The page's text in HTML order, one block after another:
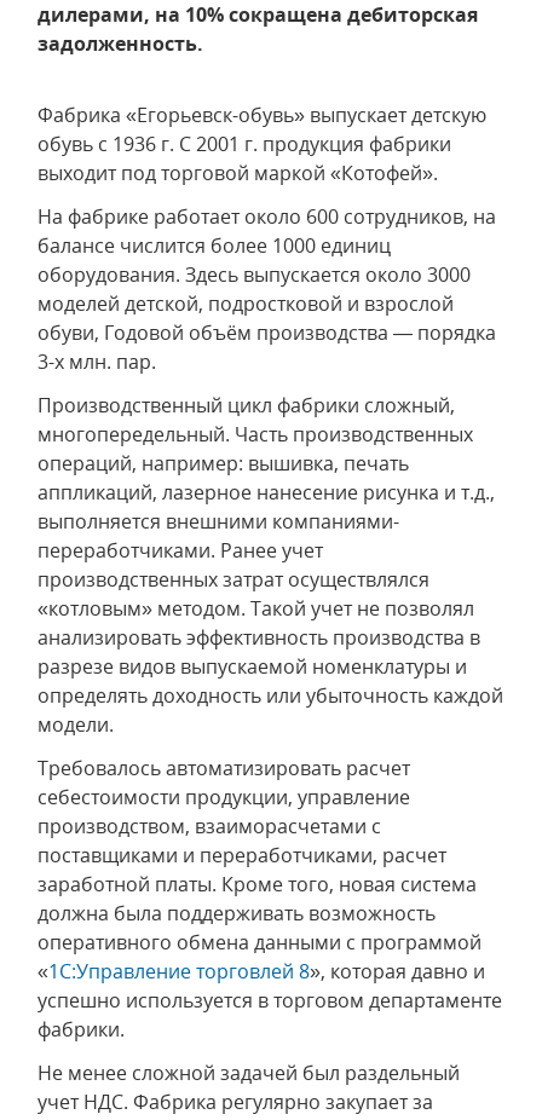
дилерами, на 10% сокращена дебиторская
задолженность.
Фабрика «Егорьевск-обувь» выпускает детскую
обувь с 1936 г. С 2001 г. продукция фабрики
выходит под торговой маркой «Котофей».
На фабрике работает около 600 сотрудников, на
балансе числится более 1000 единиц
оборудования. Здесь выпускается около 3000
моделей детской, подростковой и взрослой
обуви, Годовой объём производства — порядка
3-х млн. пар.
Производственный цикл фабрики сложный,
многопередельный. Часть производственных
операций, например: вышивка, печать
аппликаций, лазерное нанесение рисунка и т.д.,
выполняется внешними компаниями-
переработчиками. Ранее учет
производственных затрат осуществлялся
«котловым» методом. Такой учет не позволял
анализировать эффективность производства в
разрезе видов выпускаемой номенклатуры и
определять доходность или убыточность каждой
модели.
Требовалось автоматизировать расчет
себестоимости продукции, управление
производством, взаиморасчетами с
поставщиками и переработчиками, расчет
заработной платы. Кроме того, новая система
должна была поддерживать возможность
оперативного обмена данными с программой
«1С:Управление торговлей 8», которая давно и
успешно используется в торговом департаменте
фабрики.
Не менее сложной задачей был раздельный
учет НДС. Фабрика регулярно закупает за